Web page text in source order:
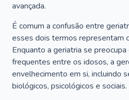
avançada.
É comum a confusão entre
esses dois termos representam
Enquanto a geriatria se
frequentes entre os idosos, a
envelhecimento em si, incluindo
biológicos, psicológicos e sociais.